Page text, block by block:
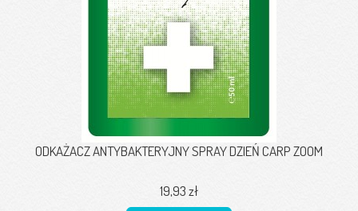
ODKAŻACZ ANTYBAKTERYJNY SPRAY DZIEŃ CARP ZOOM
19,93 zł